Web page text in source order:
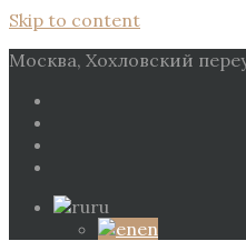
Skip to content
Москва, Хохловский
ru
en